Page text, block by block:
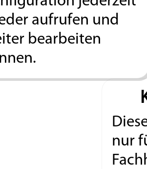
aufrufen und
bearbeiten
nur